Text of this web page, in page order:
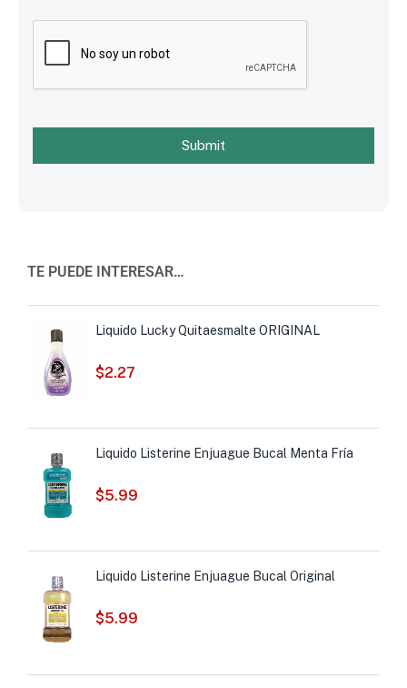
Submit
TE PUEDE INTERESAR…
Liquido Lucky Quitaesmalte ORIGINAL
$2.27
Liquido Listerine Enjuague Bucal Menta Fría
$5.99
Liquido Listerine Enjuague Bucal Original
$5.99